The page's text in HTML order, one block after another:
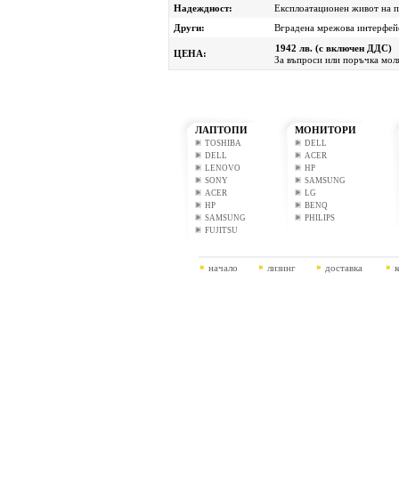
Надеждност:
Експлоатационен живот на
Други:
Вградена мрежова
ЦЕНА:
1942 лв. (с включен ДДС)
За въпроси или поръчка
ЛАПТОПИ
TOSHIBA
DELL
LENOVO
SONY
ACER
HP
SAMSUNG
FUJITSU
МОНИТОРИ
DELL
ACER
HP
SAMSUNG
LG
BENQ
PHILIPS
начало лизинг доставка